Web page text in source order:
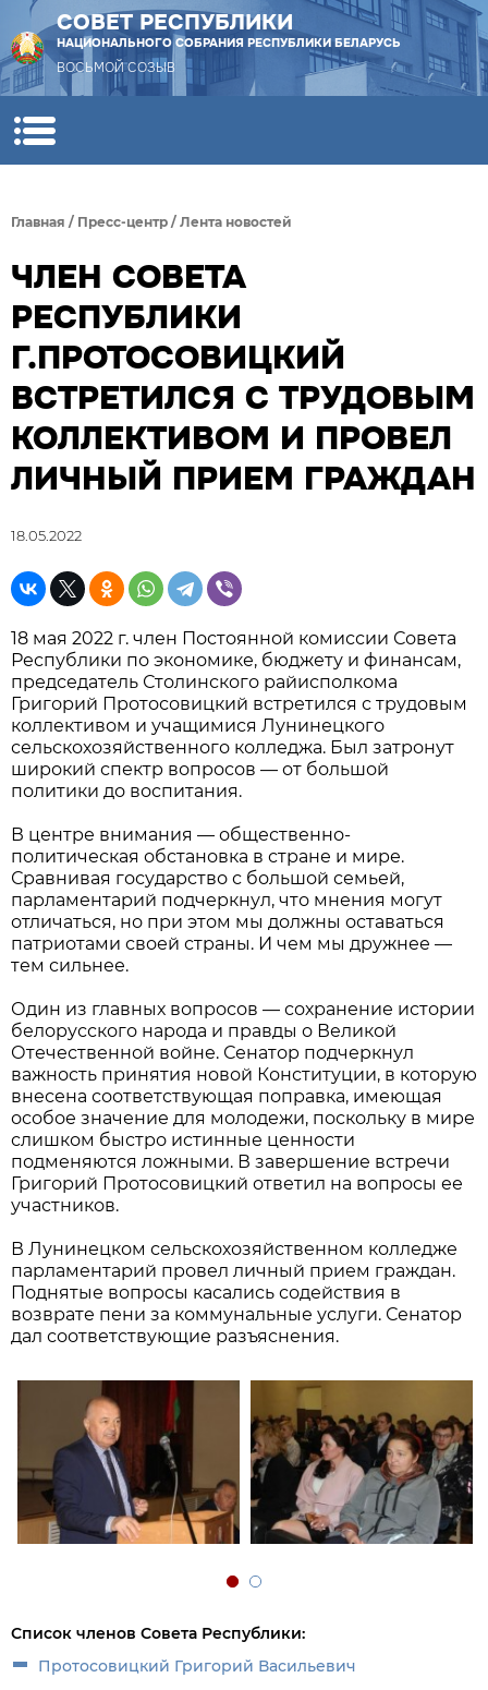
СОВЕТ РЕСПУБЛИКИ
НАЦИОНАЛЬНОГО СОБРАНИЯ РЕСПУБЛИКИ БЕЛАРУСЬ
ВОСЬМОЙ СОЗЫВ
Главная / Пресс-центр / Лента новостей
ЧЛЕН СОВЕТА
РЕСПУБЛИКИ
Г.ПРОТОСОВИЦКИЙ
ВСТРЕТИЛСЯ С ТРУДОВЫМ
КОЛЛЕКТИВОМ И ПРОВЕЛ
ЛИЧНЫЙ ПРИЕМ ГРАЖДАН
18.05.2022
18 мая 2022 г. член Постоянной комиссии Совета
Республики по экономике, бюджету и финансам,
председатель Столинского райисполкома
Григорий Протосовицкий встретился с трудовым
коллективом и учащимися Лунинецкого
сельскохозяйственного колледжа. Был затронут
широкий спектр вопросов — от большой
политики до воспитания.
В центре внимания — общественно-
политическая обстановка в стране и мире.
Сравнивая государство с большой семьей,
парламентарий подчеркнул, что мнения могут
отличаться, но при этом мы должны оставаться
патриотами своей страны. И чем мы дружнее —
тем сильнее.
Один из главных вопросов — сохранение истории
белорусского народа и правды о Великой
Отечественной войне. Сенатор подчеркнул
важность принятия новой Конституции, в которую
внесена соответствующая поправка, имеющая
особое значение для молодежи, поскольку в мире
слишком быстро истинные ценности
подменяются ложными. В завершение встречи
Григорий Протосовицкий ответил на вопросы ее
участников.
В Лунинецком сельскохозяйственном колледже
парламентарий провел личный прием граждан.
Поднятые вопросы касались содействия в
возврате пени за коммунальные услуги. Сенатор
дал соответствующие разъяснения.
Список членов Совета Республики:
Протосовицкий Григорий Васильевич